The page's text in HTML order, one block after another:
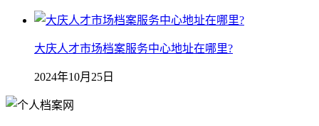
大庆人才市场档案服务中心地址在哪里?
2024年10月25日